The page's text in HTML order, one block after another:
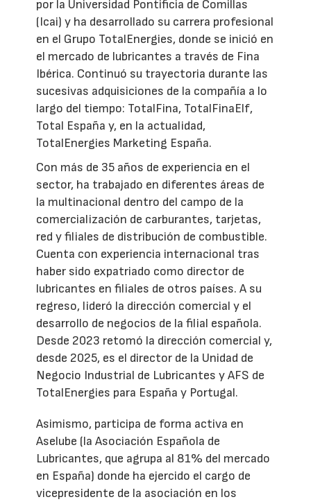
por la Universidad Pontificia de Comillas
(Icai) y ha desarrollado su carrera profesional
en el Grupo TotalEnergies, donde se inició en
el mercado de lubricantes a través de Fina
Ibérica. Continuó su trayectoria durante las
sucesivas adquisiciones de la compañía a lo
largo del tiempo: TotalFina, TotalFinaElf,
Total España y, en la actualidad,
TotalEnergies Marketing España.
Con más de 35 años de experiencia en el
sector, ha trabajado en diferentes áreas de
la multinacional dentro del campo de la
comercialización de carburantes, tarjetas,
red y filiales de distribución de combustible.
Cuenta con experiencia internacional tras
haber sido expatriado como director de
lubricantes en filiales de otros países. A su
regreso, lideró la dirección comercial y el
desarrollo de negocios de la filial española.
Desde 2023 retomó la dirección comercial y,
desde 2025, es el director de la Unidad de
Negocio Industrial de Lubricantes y AFS de
TotalEnergies para España y Portugal.
Asimismo, participa de forma activa en
Aselube (la Asociación Española de
Lubricantes, que agrupa al 81% del mercado
en España) donde ha ejercido el cargo de
vicepresidente de la asociación en los